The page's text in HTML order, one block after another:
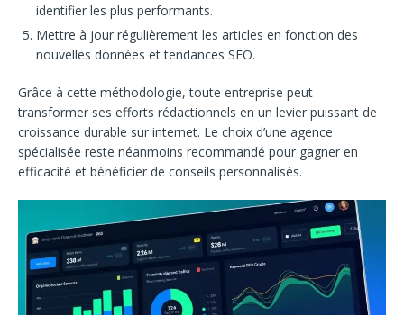
identifier les plus performants.
Mettre à jour régulièrement les articles en fonction des
nouvelles données et tendances SEO.
Grâce à cette méthodologie, toute entreprise peut
transformer ses efforts rédactionnels en un levier puissant de
croissance durable sur internet. Le choix d’une agence
spécialisée reste néanmoins recommandé pour gagner en
efficacité et bénéficier de conseils personnalisés.